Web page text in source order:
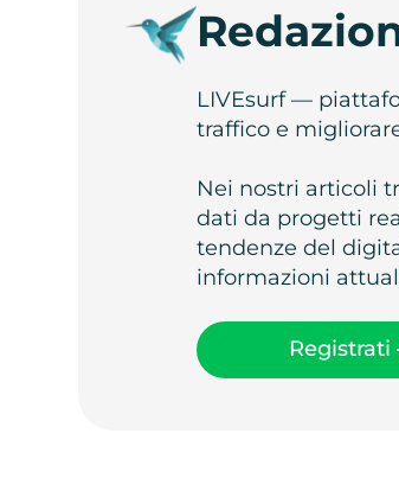
LIVEsurf —
traffico e
Nei nostri articoli
dati da progetti
tendenze del
informazioni
Registrati